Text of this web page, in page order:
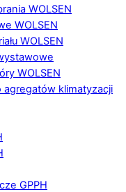
WOLSEN
WOLSEN
WOLSEN
WOLSEN
agregatów klimatyzacji
GPPH